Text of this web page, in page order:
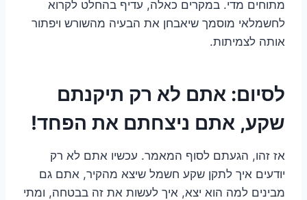
מתוחים מדי. במקרים כאלה, עדיף בהחלט לקרוא
לחשמלאי מוסמך שיאבחן את הבעיה מהשורש ויפתור
אותה לצמיתות.
לסיום: אתם לא רק תיקנתם
שקע, אתם ניצחתם את הפחד!
אז זהו, הגעתם לסוף המאמר. עכשיו אתם לא רק
יודעים איך לתקן שקע חשמל שיצא מהקיר, אתם גם
מבינים למה הוא יצא, איך לעשות את זה בבטחה, ומתי